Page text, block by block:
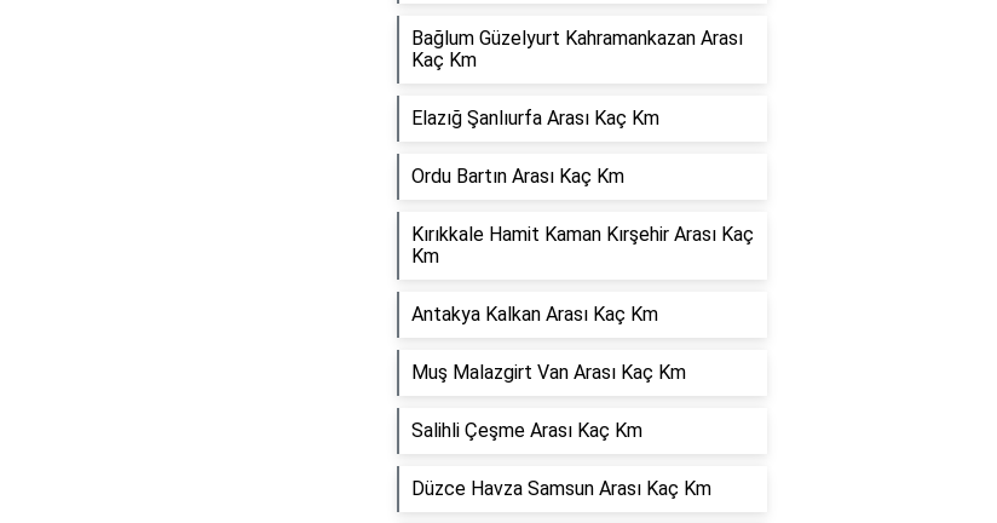
Bağlum Güzelyurt Kahramankazan Arası
Kaç Km
Elazığ Şanlıurfa Arası Kaç Km
Ordu Bartın Arası Kaç Km
Kırıkkale Hamit Kaman Kırşehir Arası Kaç
Km
Antakya Kalkan Arası Kaç Km
Muş Malazgirt Van Arası Kaç Km
Salihli Çeşme Arası Kaç Km
Düzce Havza Samsun Arası Kaç Km